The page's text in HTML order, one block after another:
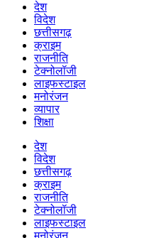
देश
विदेश
छत्तीसगढ़
क्राइम
राजनीति
टेक्नोलॉजी
लाइफस्टाइल
मनोरंजन
व्यापार
शिक्षा
देश
विदेश
छत्तीसगढ़
क्राइम
राजनीति
टेक्नोलॉजी
लाइफस्टाइल
मनोरंजन